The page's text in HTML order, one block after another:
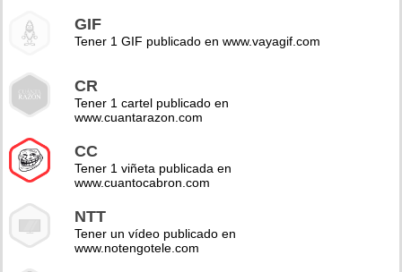
GIF
Tener 1 GIF publicado en www.vayagif.com
CR
Tener 1 cartel publicado en
www.cuantarazon.com
CC
Tener 1 viñeta publicada en
www.cuantocabron.com
NTT
Tener un vídeo publicado en
www.notengotele.com